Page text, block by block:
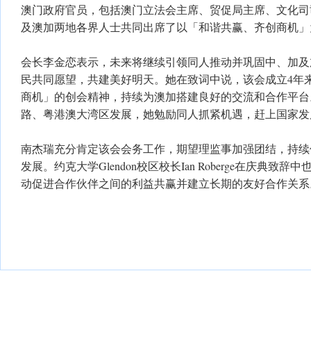
澳门政府官员，包括澳门立法会主席、贸促局主席、文化
及澳加两地各界人士共同出席了以「和谐共赢、齐创商机
会长李金恋表示，未来将继续引领同人推动并巩固中、加
民共同愿望，共建美好明天。她在致词中说，该会成立4年
商机」的创会精神，持续为澳加搭建良好的交流和合作平
路、粤港澳大湾区发展，她勉励同人抓紧机遇，赶上国家
南杰瑞充分肯定该会会务工作，期望理监事加强团结，持
发展。约克大学Glendon校区校长Ian Roberge在庆典致辞中
动促进合作伙伴之间的利益共赢并建立长期的友好合作关